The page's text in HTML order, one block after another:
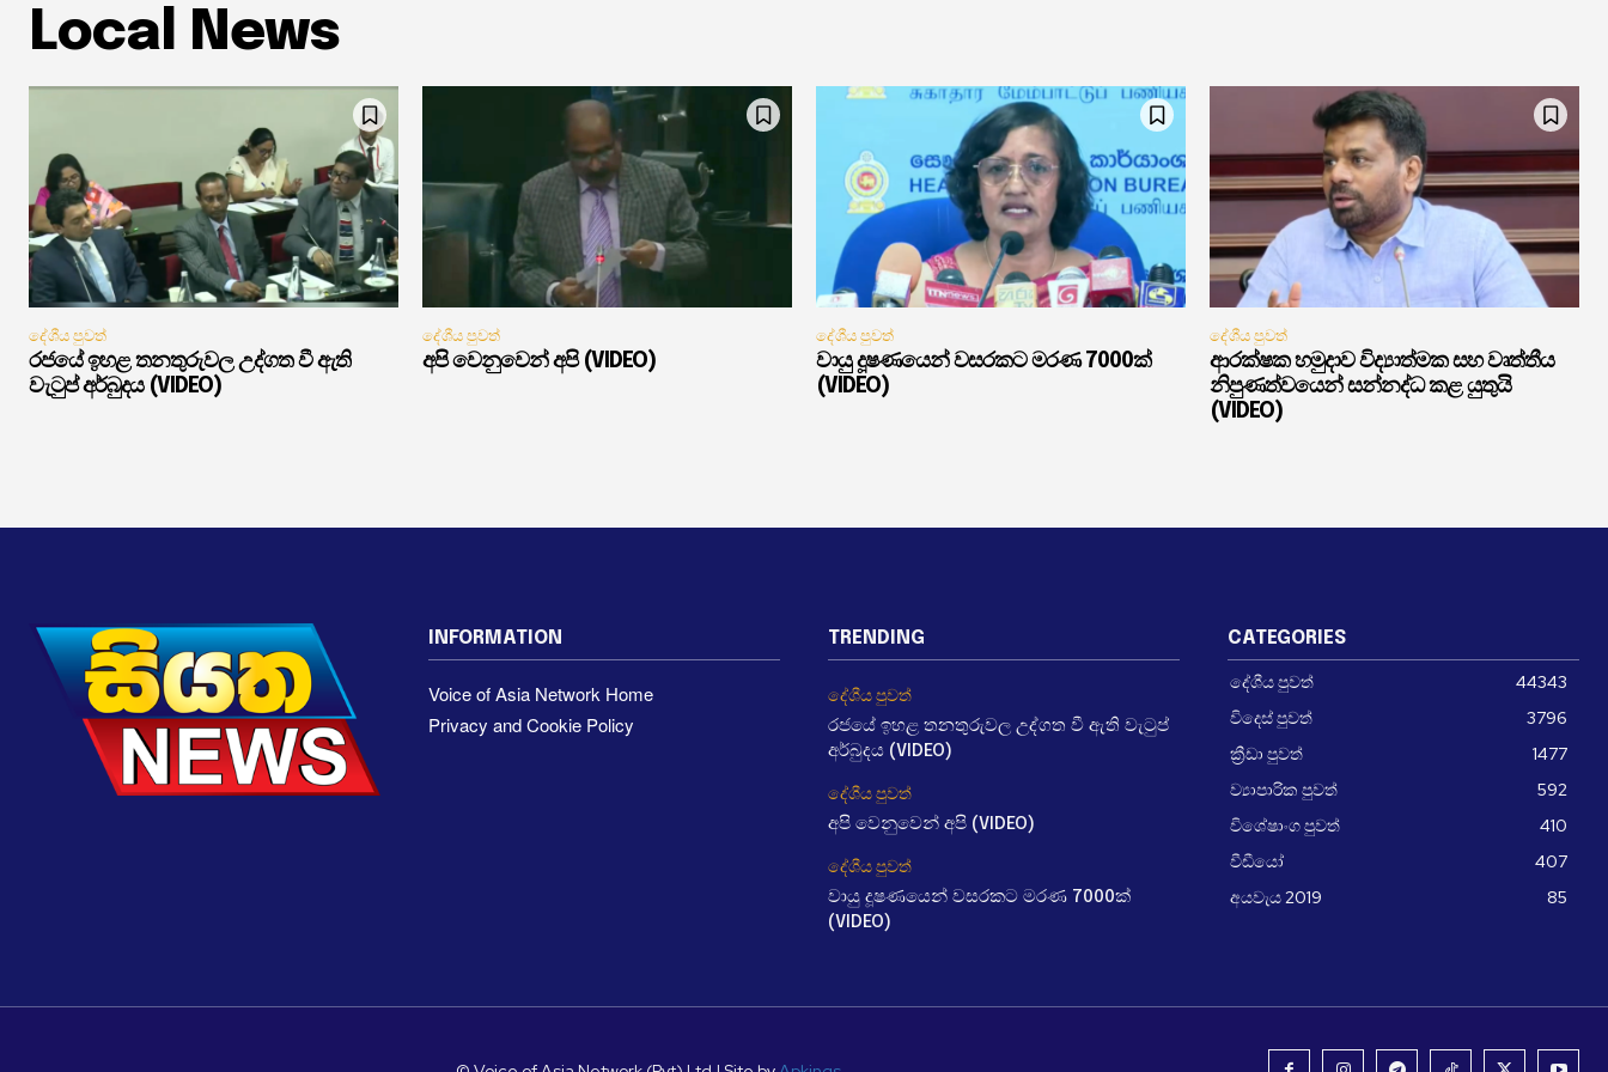
Local News
දේශීය පුවත්
රජයේ ඉහළ තනතුරුවල උද්ගත වී ඇති
වැටුප් අර්බුදය (VIDEO)
දේශීය පුවත්
අපි වෙනුවෙන් අපි (VIDEO)
දේශීය පුවත්
වායු දූෂණයෙන් වසරකට මරණ 7000ක්
(VIDEO)
දේශීය පුවත්
ආරක්ෂක හමුදාව විද්‍යාත්මක සහ වෘත්තීය
නිපුණත්වයෙන් සන්නද්ධ කළ යුතුයි
(VIDEO)
INFORMATION
Voice of Asia Network Home
Privacy and Cookie Policy
TRENDING
දේශීය පුවත්
රජයේ ඉහළ තනතුරුවල උද්ගත වී ඇති වැටුප්
අර්බුදය (VIDEO)
දේශීය පුවත්
අපි වෙනුවෙන් අපි (VIDEO)
දේශීය පුවත්
වායු දූෂණයෙන් වසරකට මරණ 7000ක්
(VIDEO)
CATEGORIES
දේශීය පුවත්
44343
විදෙස් පුවත්
3796
ක්‍රීඩා පුවත්
1477
ව්‍යාපාරික පුවත්
592
විශේෂාංග පුවත්
410
වීඩීයෝ
407
අයවැය 2019
85